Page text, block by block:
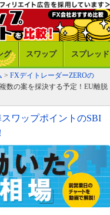
グ スワップ スプレッド
> FXデイトレーダーZEROの
数の案を採決する予定！EU離脱
ワップポイントのSBI